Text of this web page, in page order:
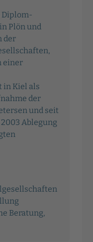
Diplom-
Plön und
der
einer
Kiel als
der
und seit
Ablegung
Beratung,